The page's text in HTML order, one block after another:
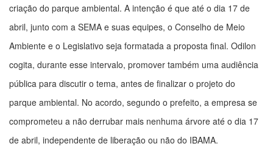
criação do parque ambiental. A intenção é que até o dia 17 de
abril, junto com a SEMA e suas equipes, o Conselho de Meio
Ambiente e o Legislativo seja formatada a proposta final. Odilon
cogita, durante esse intervalo, promover também uma audiência
pública para discutir o tema, antes de finalizar o projeto do
parque ambiental. No acordo, segundo o prefeito, a empresa se
comprometeu a não derrubar mais nenhuma árvore até o dia 17
de abril, independente de liberação ou não do IBAMA.